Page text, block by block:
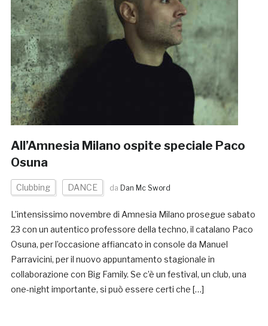
All’Amnesia Milano ospite speciale Paco
Osuna
Clubbing DANCE da Dan Mc Sword
L’intensissimo novembre di Amnesia Milano prosegue sabato
23 con un autentico professore della techno, il catalano Paco
Osuna, per l’occasione affiancato in console da Manuel
Parravicini, per il nuovo appuntamento stagionale in
collaborazione con Big Family. Se c’è un festival, un club, una
one-night importante, si può essere certi che […]